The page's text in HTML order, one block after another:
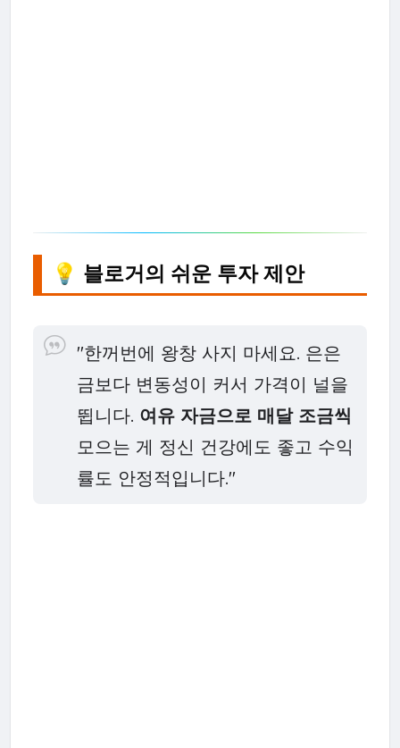
💡 블로거의 쉬운 투자 제안
"한꺼번에 왕창 사지 마세요. 은은
금보다 변동성이 커서 가격이 널을
뜁니다. 여유 자금으로 매달 조금씩
모으는 게 정신 건강에도 좋고 수익
률도 안정적입니다."